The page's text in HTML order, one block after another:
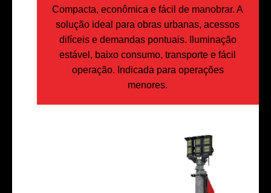
Compacta, econômica e fácil de manobrar. A
solução ideal para obras urbanas, acessos
difíceis e demandas pontuais. Iluminação
estável, baixo consumo, transporte e fácil
operação. Indicada para operações
menores.